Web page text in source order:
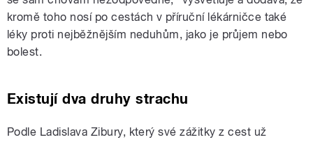
kromě toho nosí po cestách v příruční lékárničce také
léky proti nejběžnějším neduhům, jako je průjem nebo
bolest.
Existují dva druhy strachu
Podle Ladislava Zibury, který své zážitky z cest už